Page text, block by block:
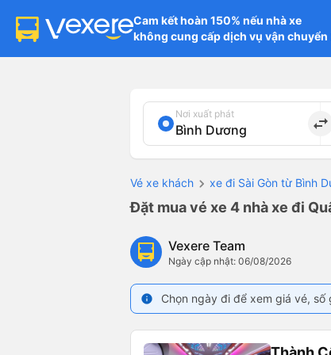
Cam kết hoàn 150% nếu nhà xe
không cung cấp dịch vụ vận
Nơi xuất phát
import_export
Vé xe khách xe đi Sài Gòn từ Bình
Đặt mua vé xe 4 nhà xe đi
Vexere Team
Ngày cập nhật: 06/08/2026
info Chọn ngày đi để xem giá vé,